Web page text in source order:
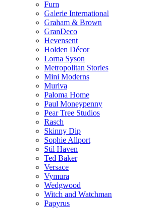
Furn
Galerie International
Graham & Brown
GranDeco
Hevensent
Holden Décor
Lorna Syson
Metropolitan Stories
Mini Moderns
Muriva
Paloma Home
Paul Moneypenny
Pear Tree Studios
Rasch
Skinny Dip
Sophie Allport
Stil Haven
Ted Baker
Versace
Vymura
Wedgwood
Witch and Watchman
Papyrus